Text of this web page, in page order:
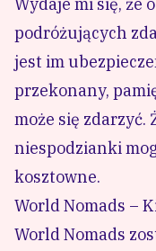
podróżujących
jest im
przekonany,
może się zdarzyć.
niespodzianki
kosztowne.
World Nomads –
World Nomads